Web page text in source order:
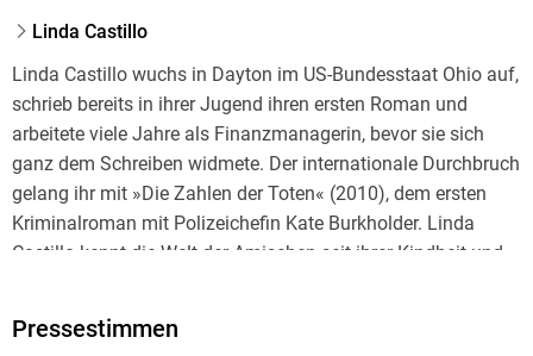
Linda Castillo
Linda Castillo wuchs in Dayton im US-Bundesstaat Ohio auf,
schrieb bereits in ihrer Jugend ihren ersten Roman und
arbeitete viele Jahre als Finanzmanagerin, bevor sie sich
ganz dem Schreiben widmete. Der internationale Durchbruch
gelang ihr mit »Die Zahlen der Toten« (2010), dem ersten
Kriminalroman mit Polizeichefin Kate Burkholder. Linda
Castillo kennt die Welt der Amischen seit ihrer Kindheit und
lebt heute mit ihrem Mann und zwei Pferden auf einer Ranch
in Texas.
Pressestimmen